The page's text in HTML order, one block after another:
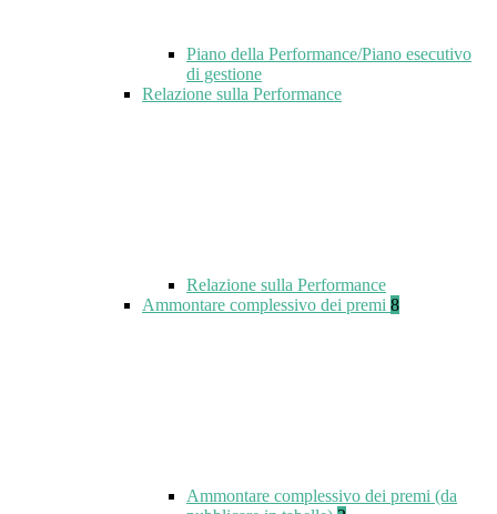
Piano della Performance/Piano esecutivo
di gestione
Relazione sulla Performance
Relazione sulla Performance
Ammontare complessivo dei premi 8
Ammontare complessivo dei premi (da